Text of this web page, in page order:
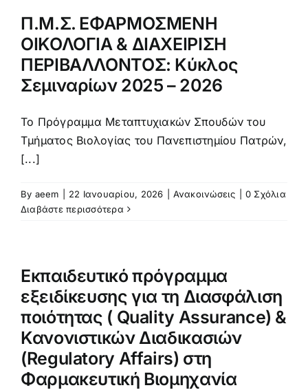
Π.Μ.Σ. ΕΦΑΡΜΟΣΜΕΝΗ
ΟΙΚΟΛΟΓΙΑ & ΔΙΑΧΕΙΡΙΣΗ
ΠΕΡΙΒΑΛΛΟΝΤΟΣ: Κύκλος
Σεμιναρίων 2025 – 2026
Το Πρόγραμμα Μεταπτυχιακών Σπουδών του
Τμήματος Βιολογίας του Πανεπιστημίου Πατρών,
[...]
By aeem 22 Ιανουαρίου, 2026 Ανακοινώσεις
0 Σχόλια
Διαβάστε περισσότερα
Εκπαιδευτικό πρόγραμμα
εξειδίκευσης για τη Διασφάλιση
ποιότητας ( Quality Assurance) &
Κανονιστικών Διαδικασιών
(Regulatory Affairs) στη
Φαρμακευτική Βιομηχανία